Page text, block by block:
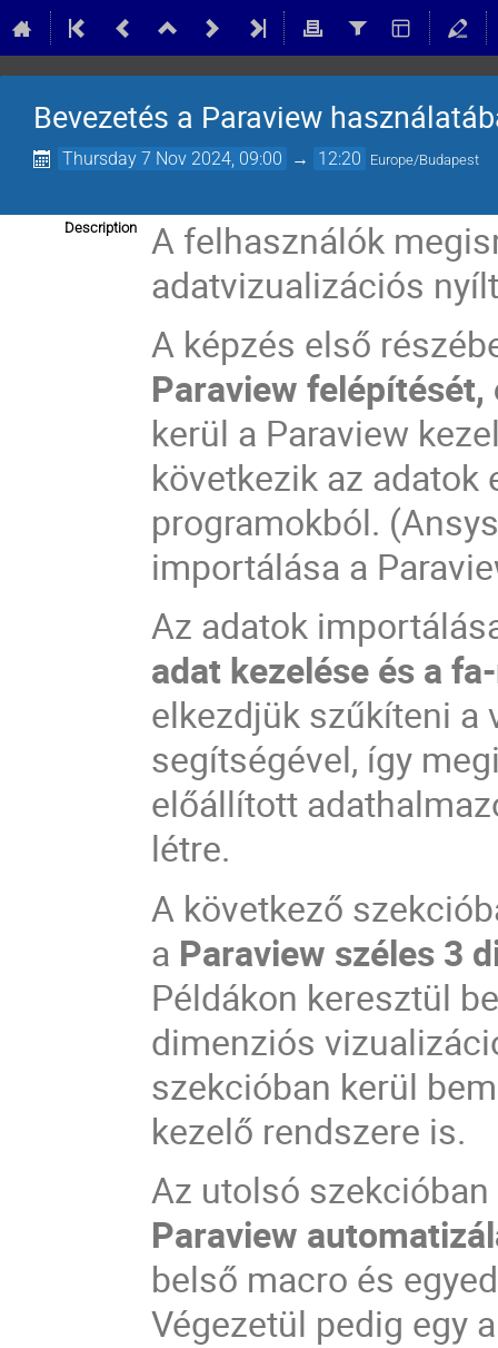
Bevezetés a Paraview
Thursday 7 Nov 2024, 09:00 → 12:20 Europe/Budapest
Description
A felhasználók
adatvizualizációs
A képzés első
Paraview
kerül a Paraview
következik az
programokból.
importálása a
Az adatok
adat kezelése és a
elkezdjük szűkíteni
segítségével, így
előállított
létre.
A következő
a Paraview széles 3
Példákon keresztül
dimenziós
szekcióban kerül
kezelő rendszere is.
Az utolsó
Paraview
belső macro és
Végezetül pedig egy